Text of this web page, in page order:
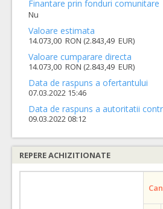
Finantare prin fonduri comunitare
Nu
Valoare estimata
14.073,00 RON (2.843,49 EUR)
Valoare cumparare directa
14.073,00 RON (2.843,49 EUR)
Data de raspuns a ofertantului
07.03.2022 15:46
Data de raspuns a autoritatii
09.03.2022 08:12
REPERE ACHIZITIONATE